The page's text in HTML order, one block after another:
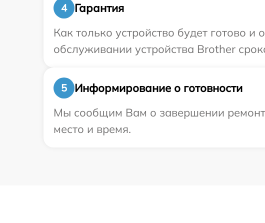
4
Гарантия
Как только устройство будет готово
обслуживании устройства Brother
5
Информирование о готовности
Мы сообщим Вам о завершении
место и время.